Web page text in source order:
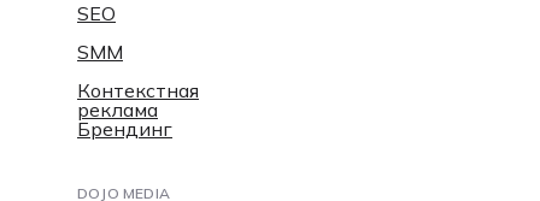
SEO
SMM
Контекстная
реклама
Брендинг
DOJO MEDIA